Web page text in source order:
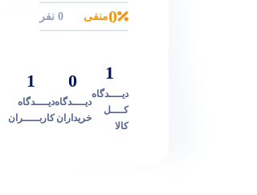
0منفی 0 نفر
1
دیــــدگاه
کــــل
کالا
0
دیــــدگاه
خریداران
1
دیــــدگاه
کاربـــــران